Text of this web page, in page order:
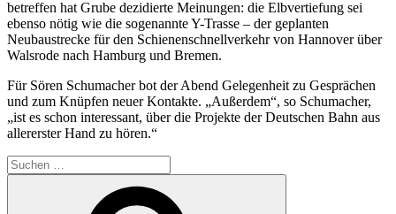
betreffen hat Grube dezidierte Meinungen: die Elbvertiefung sei
ebenso nötig wie die sogenannte Y-Trasse – der geplanten
Neubaustrecke für den Schienenschnellverkehr von Hannover über
Walsrode nach Hamburg und Bremen.
Für Sören Schumacher bot der Abend Gelegenheit zu Gesprächen
und zum Knüpfen neuer Kontakte. „Außerdem“, so Schumacher,
„ist es schon interessant, über die Projekte der Deutschen Bahn aus
allererster Hand zu hören.“
Suchen
nach: